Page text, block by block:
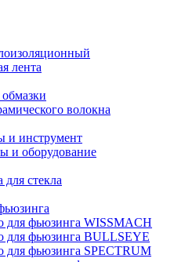
лента
волокна
и инструмент
и оборудование
для стекла
для фьюзинга WISSMACH
для фьюзинга BULLSEYE
для фьюзинга SPECTRUM